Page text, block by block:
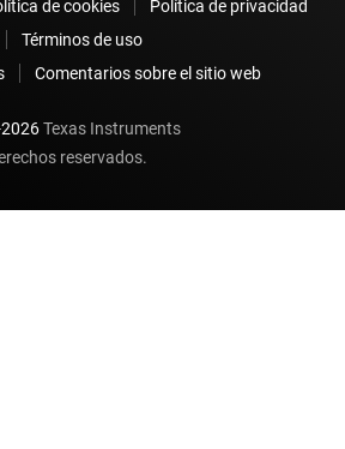
de cookies
Política de privacidad
Términos de uso
Comentarios sobre el sitio web
2026Texas Instruments
reservados.